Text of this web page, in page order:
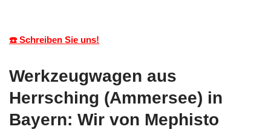
☎️ Schreiben Sie uns!
Werkzeugwagen aus
Herrsching (Ammersee) in
Bayern: Wir von Mephisto